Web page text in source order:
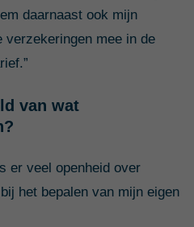
daarnaast ook mijn
verzekeringen mee in de
van wat
er veel openheid over
het bepalen van mijn eigen